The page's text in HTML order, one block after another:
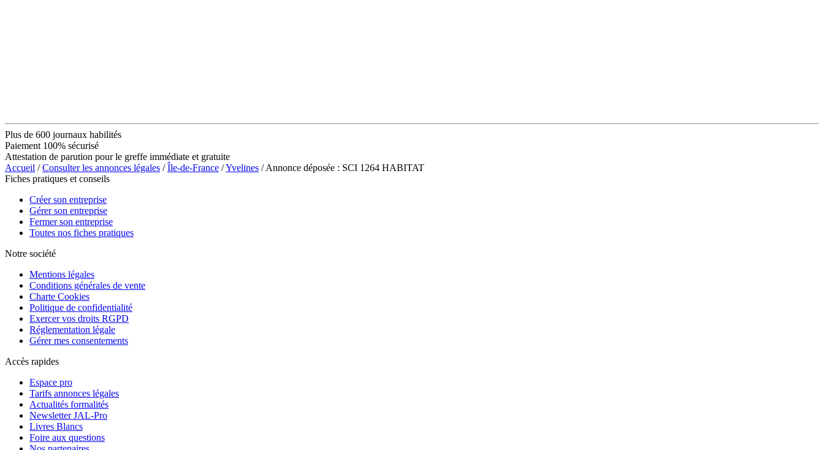
Plus de 600 journaux habilités
Paiement 100% sécurisé
Attestation de parution pour le greffe immédiate et gratuite
Accueil /Consulter les annonces légales /Île-de-France /Yvelines / Annonce déposée : SCI 1264 HABITAT
Fiches pratiques et conseils
Créer son entreprise
Gérer son entreprise
Fermer son entreprise
Toutes nos fiches pratiques
Notre société
Mentions légales
Conditions générales de vente
Charte Cookies
Politique de confidentialité
Exercer vos droits RGPD
Réglementation légale
Gérer mes consentements
Accès rapides
Espace pro
Tarifs annonces légales
Actualités formalités
Newsletter JAL-Pro
Livres Blancs
Foire aux questions